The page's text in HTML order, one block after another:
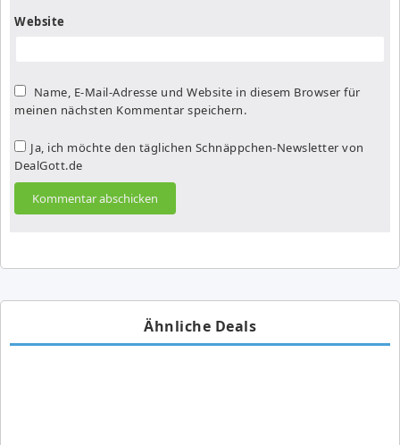
Website
Name, E-Mail-Adresse und Website in diesem Browser für
meinen nächsten Kommentar speichern.
Ja, ich möchte den täglichen Schnäppchen-Newsletter von
DealGott.de
Ähnliche Deals